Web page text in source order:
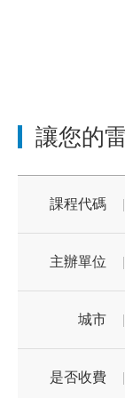
讓您的
課程代碼
主辦單位
城市
是否收費